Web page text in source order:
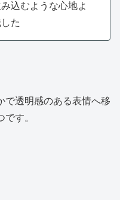
込むような心地よ
た
で透明感のある表情へ移
す。